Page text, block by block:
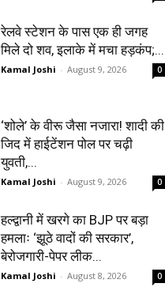
रेलवे स्टेशन के पास एक ही जगह
मिले दो शव, इलाके में मचा हड़कंप;...
Kamal Joshi - August 9, 2026 0
‘शोले’ के वीरू जैसा नजारा! शादी की
जिद में हाईटेंशन पोल पर चढ़ी
युवती,...
Kamal Joshi - August 9, 2026 0
हल्द्वानी में खरगे का BJP पर बड़ा
हमलाः ‘झूठे वादों की सरकार’,
बेरोजगारी-पेपर लीक...
Kamal Joshi - August 8, 2026 0